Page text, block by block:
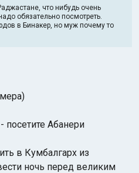
что нибудь очень
обязательно посмотреть.
в Бинакер, но муж почему то
посетите Абанери
в Кумбалгарх из
ночь перед великим